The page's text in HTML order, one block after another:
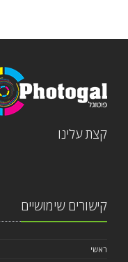
קצת עלינו
קישורים שימושיים
ראשי